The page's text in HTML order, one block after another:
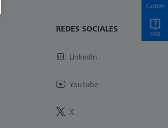
REDES SOCIALES
LinkedIn
YouTube
X